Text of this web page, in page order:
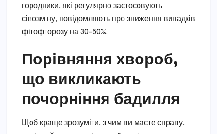
городники, які регулярно застосовують
сівозміну, повідомляють про зниження випадків
фітофторозу на 30–50%.
Порівняння хвороб,
що викликають
почорніння бадилля
Щоб краще зрозуміти, з чим ви маєте справу,